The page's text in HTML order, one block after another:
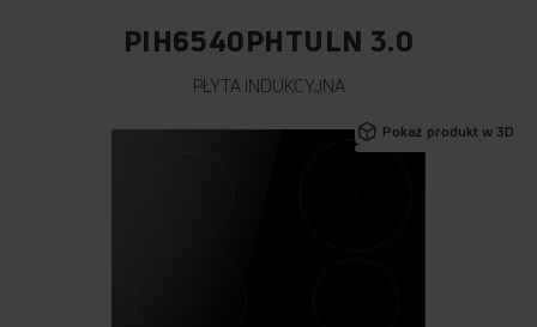
PIH6540PHTULN 3.0
PŁYTA INDUKCYJNA
Pokaż produkt w 3D